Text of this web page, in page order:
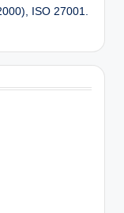
ISO 27001.